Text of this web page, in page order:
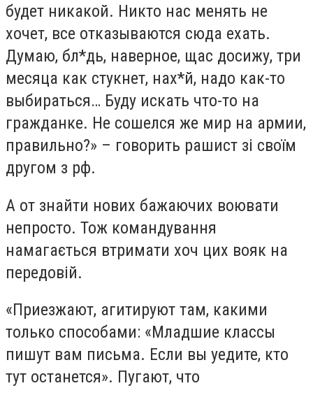
будет никакой. Никто нас менять не
хочет, все отказываются сюда ехать.
Думаю, бл*дь, наверное, щас досижу, три
месяца как стукнет, нах*й, надо как-то
выбираться… Буду искать что-то на
гражданке. Не сошелся же мир на армии,
правильно?» – говорить рашист зі своїм
другом з рф.
А от знайти нових бажаючих воювати
непросто. Тож командування
намагається втримати хоч цих вояк на
передовій.
«Приезжают, агитируют там, какими
только способами: «Младшие классы
пишут вам письма. Если вы уедите, кто
тут останется». Пугают, что